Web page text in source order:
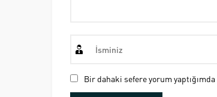
Bir dahaki sefere yorum